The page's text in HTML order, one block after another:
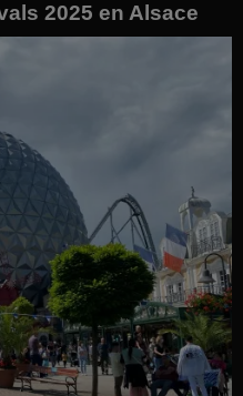
2025 en Alsace